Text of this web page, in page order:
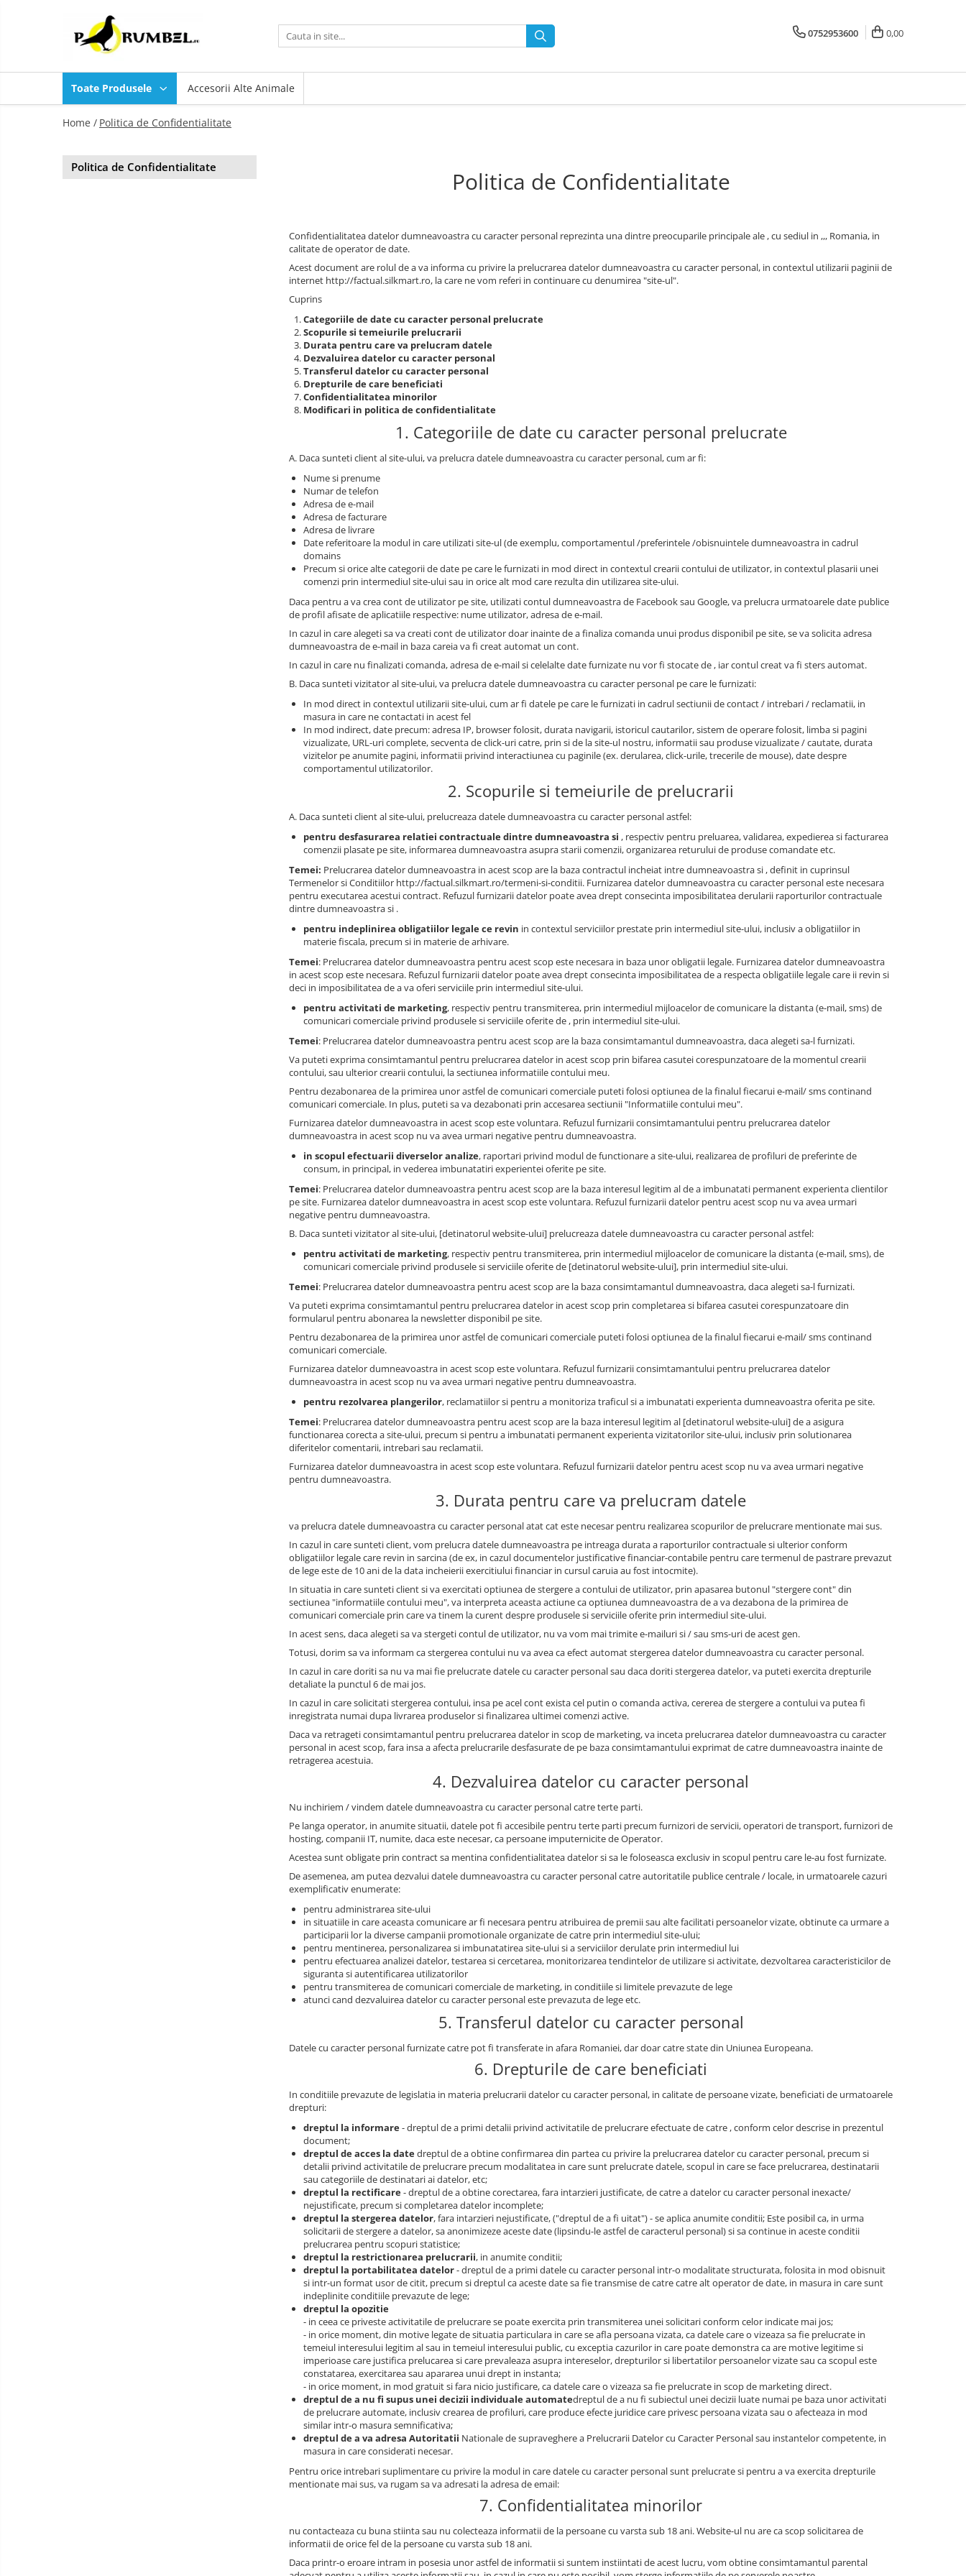
Toate Produsele
0752953600 0,00
Toate Produsele Accesorii Alte Animale
Home / Politica de Confidentialitate
Politica de Confidentialitate
Confidentialitatea datelor dumneavoastra cu caracter personal reprezinta una dintre preocuparile principale ale , cu sediul in ,,, Romania, in
calitate de operator de date.
Acest document are rolul de a va informa cu privire la prelucrarea datelor dumneavoastra cu caracter personal, in contextul utilizarii paginii de
internet http://factual.silkmart.ro, la care ne vom referi in continuare cu denumirea "site-ul".
Cuprins
Categoriile de date cu caracter personal prelucrate
Scopurile si temeiurile prelucrarii
Durata pentru care va prelucram datele
Dezvaluirea datelor cu caracter personal
Transferul datelor cu caracter personal
Drepturile de care beneficiati
Confidentialitatea minorilor
Modificari in politica de confidentialitate
1. Categoriile de date cu caracter personal prelucrate
A. Daca sunteti client al site-ului, va prelucra datele dumneavoastra cu caracter personal, cum ar fi:
Nume si prenume
Numar de telefon
Adresa de e-mail
Adresa de facturare
Adresa de livrare
Date referitoare la modul in care utilizati site-ul (de exemplu, comportamentul /preferintele /obisnuintele dumneavoastra in cadrul
domains
Precum si orice alte categorii de date pe care le furnizati in mod direct in contextul crearii contului de utilizator, in contextul plasarii unei
comenzi prin intermediul site-ului sau in orice alt mod care rezulta din utilizarea site-ului.
Daca pentru a va crea cont de utilizator pe site, utilizati contul dumneavoastra de Facebook sau Google, va prelucra urmatoarele date publice
de profil afisate de aplicatiile respective: nume utilizator, adresa de e-mail.
In cazul in care alegeti sa va creati cont de utilizator doar inainte de a finaliza comanda unui produs disponibil pe site, se va solicita adresa
dumneavoastra de e-mail in baza careia va fi creat automat un cont.
In cazul in care nu finalizati comanda, adresa de e-mail si celelalte date furnizate nu vor fi stocate de , iar contul creat va fi sters automat.
B. Daca sunteti vizitator al site-ului, va prelucra datele dumneavoastra cu caracter personal pe care le furnizati:
In mod direct in contextul utilizarii site-ului, cum ar fi datele pe care le furnizati in cadrul sectiunii de contact / intrebari / reclamatii, in
masura in care ne contactati in acest fel
In mod indirect, date precum: adresa IP, browser folosit, durata navigarii, istoricul cautarilor, sistem de operare folosit, limba si pagini
vizualizate, URL-uri complete, secventa de click-uri catre, prin si de la site-ul nostru, informatii sau produse vizualizate / cautate, durata
vizitelor pe anumite pagini, informatii privind interactiunea cu paginile (ex. derularea, click-urile, trecerile de mouse), date despre
comportamentul utilizatorilor.
2. Scopurile si temeiurile de prelucrarii
A. Daca sunteti client al site-ului, prelucreaza datele dumneavoastra cu caracter personal astfel:
pentru desfasurarea relatiei contractuale dintre dumneavoastra si , respectiv pentru preluarea, validarea, expedierea si facturarea
comenzii plasate pe site, informarea dumneavoastra asupra starii comenzii, organizarea returului de produse comandate etc.
Temei: Prelucrarea datelor dumneavoastra in acest scop are la baza contractul incheiat intre dumneavoastra si , definit in cuprinsul
Termenelor si Conditiilor http://factual.silkmart.ro/termeni-si-conditii. Furnizarea datelor dumneavoastra cu caracter personal este necesara
pentru executarea acestui contract. Refuzul furnizarii datelor poate avea drept consecinta imposibilitatea derularii raporturilor contractuale
dintre dumneavoastra si .
pentru indeplinirea obligatiilor legale ce revin in contextul serviciilor prestate prin intermediul site-ului, inclusiv a obligatiilor in
materie fiscala, precum si in materie de arhivare.
Temei: Prelucrarea datelor dumneavoastra pentru acest scop este necesara in baza unor obligatii legale. Furnizarea datelor dumneavoastra
in acest scop este necesara. Refuzul furnizarii datelor poate avea drept consecinta imposibilitatea de a respecta obligatiile legale care ii revin si
deci in imposibilitatea de a va oferi serviciile prin intermediul site-ului.
pentru activitati de marketing, respectiv pentru transmiterea, prin intermediul mijloacelor de comunicare la distanta (e-mail, sms) de
comunicari comerciale privind produsele si serviciile oferite de , prin intermediul site-ului.
Temei: Prelucrarea datelor dumneavoastra pentru acest scop are la baza consimtamantul dumneavoastra, daca alegeti sa-l furnizati.
Va puteti exprima consimtamantul pentru prelucrarea datelor in acest scop prin bifarea casutei corespunzatoare de la momentul crearii
contului, sau ulterior crearii contului, la sectiunea informatiile contului meu.
Pentru dezabonarea de la primirea unor astfel de comunicari comerciale puteti folosi optiunea de la finalul fiecarui e-mail/ sms continand
comunicari comerciale. In plus, puteti sa va dezabonati prin accesarea sectiunii "Informatiile contului meu".
Furnizarea datelor dumneavoastra in acest scop este voluntara. Refuzul furnizarii consimtamantului pentru prelucrarea datelor
dumneavoastra in acest scop nu va avea urmari negative pentru dumneavoastra.
in scopul efectuarii diverselor analize, raportari privind modul de functionare a site-ului, realizarea de profiluri de preferinte de
consum, in principal, in vederea imbunatatiri experientei oferite pe site.
Temei: Prelucrarea datelor dumneavoastra pentru acest scop are la baza interesul legitim al de a imbunatati permanent experienta clientilor
pe site. Furnizarea datelor dumneavoastra in acest scop este voluntara. Refuzul furnizarii datelor pentru acest scop nu va avea urmari
negative pentru dumneavoastra.
B. Daca sunteti vizitator al site-ului, [detinatorul website-ului] prelucreaza datele dumneavoastra cu caracter personal astfel:
pentru activitati de marketing, respectiv pentru transmiterea, prin intermediul mijloacelor de comunicare la distanta (e-mail, sms), de
comunicari comerciale privind produsele si serviciile oferite de [detinatorul website-ului], prin intermediul site-ului.
Temei: Prelucrarea datelor dumneavoastra pentru acest scop are la baza consimtamantul dumneavoastra, daca alegeti sa-l furnizati.
Va puteti exprima consimtamantul pentru prelucrarea datelor in acest scop prin completarea si bifarea casutei corespunzatoare din
formularul pentru abonarea la newsletter disponibil pe site.
Pentru dezabonarea de la primirea unor astfel de comunicari comerciale puteti folosi optiunea de la finalul fiecarui e-mail/ sms continand
comunicari comerciale.
Furnizarea datelor dumneavoastra in acest scop este voluntara. Refuzul furnizarii consimtamantului pentru prelucrarea datelor
dumneavoastra in acest scop nu va avea urmari negative pentru dumneavoastra.
pentru rezolvarea plangerilor, reclamatiilor si pentru a monitoriza traficul si a imbunatati experienta dumneavoastra oferita pe site.
Temei: Prelucrarea datelor dumneavoastra pentru acest scop are la baza interesul legitim al [detinatorul website-ului] de a asigura
functionarea corecta a site-ului, precum si pentru a imbunatati permanent experienta vizitatorilor site-ului, inclusiv prin solutionarea
diferitelor comentarii, intrebari sau reclamatii.
Furnizarea datelor dumneavoastra in acest scop este voluntara. Refuzul furnizarii datelor pentru acest scop nu va avea urmari negative
pentru dumneavoastra.
3. Durata pentru care va prelucram datele
va prelucra datele dumneavoastra cu caracter personal atat cat este necesar pentru realizarea scopurilor de prelucrare mentionate mai sus.
In cazul in care sunteti client, vom prelucra datele dumneavoastra pe intreaga durata a raporturilor contractuale si ulterior conform
obligatiilor legale care revin in sarcina (de ex, in cazul documentelor justificative financiar-contabile pentru care termenul de pastrare prevazut
de lege este de 10 ani de la data incheierii exercitiului financiar in cursul caruia au fost intocmite).
In situatia in care sunteti client si va exercitati optiunea de stergere a contului de utilizator, prin apasarea butonul "stergere cont" din
sectiunea "informatiile contului meu", va interpreta aceasta actiune ca optiunea dumneavoastra de a va dezabona de la primirea de
comunicari comerciale prin care va tinem la curent despre produsele si serviciile oferite prin intermediul site-ului.
In acest sens, daca alegeti sa va stergeti contul de utilizator, nu va vom mai trimite e-mailuri si / sau sms-uri de acest gen.
Totusi, dorim sa va informam ca stergerea contului nu va avea ca efect automat stergerea datelor dumneavoastra cu caracter personal.
In cazul in care doriti sa nu va mai fie prelucrate datele cu caracter personal sau daca doriti stergerea datelor, va puteti exercita drepturile
detaliate la punctul 6 de mai jos.
In cazul in care solicitati stergerea contului, insa pe acel cont exista cel putin o comanda activa, cererea de stergere a contului va putea fi
inregistrata numai dupa livrarea produselor si finalizarea ultimei comenzi active.
Daca va retrageti consimtamantul pentru prelucrarea datelor in scop de marketing, va inceta prelucrarea datelor dumneavoastra cu caracter
personal in acest scop, fara insa a afecta prelucrarile desfasurate de pe baza consimtamantului exprimat de catre dumneavoastra inainte de
retragerea acestuia.
4. Dezvaluirea datelor cu caracter personal
Nu inchiriem / vindem datele dumneavoastra cu caracter personal catre terte parti.
Pe langa operator, in anumite situatii, datele pot fi accesibile pentru terte parti precum furnizori de servicii, operatori de transport, furnizori de
hosting, companii IT, numite, daca este necesar, ca persoane imputernicite de Operator.
Acestea sunt obligate prin contract sa mentina confidentialitatea datelor si sa le foloseasca exclusiv in scopul pentru care le-au fost furnizate.
De asemenea, am putea dezvalui datele dumneavoastra cu caracter personal catre autoritatile publice centrale / locale, in urmatoarele cazuri
exemplificativ enumerate:
pentru administrarea site-ului
in situatiile in care aceasta comunicare ar fi necesara pentru atribuirea de premii sau alte facilitati persoanelor vizate, obtinute ca urmare a
participarii lor la diverse campanii promotionale organizate de catre prin intermediul site-ului;
pentru mentinerea, personalizarea si imbunatatirea site-ului si a serviciilor derulate prin intermediul lui
pentru efectuarea analizei datelor, testarea si cercetarea, monitorizarea tendintelor de utilizare si activitate, dezvoltarea caracteristicilor de
siguranta si autentificarea utilizatorilor
pentru transmiterea de comunicari comerciale de marketing, in conditiile si limitele prevazute de lege
atunci cand dezvaluirea datelor cu caracter personal este prevazuta de lege etc.
5. Transferul datelor cu caracter personal
Datele cu caracter personal furnizate catre pot fi transferate in afara Romaniei, dar doar catre state din Uniunea Europeana.
6. Drepturile de care beneficiati
In conditiile prevazute de legislatia in materia prelucrarii datelor cu caracter personal, in calitate de persoane vizate, beneficiati de urmatoarele
drepturi:
dreptul la informare- dreptul de a primi detalii privind activitatile de prelucrare efectuate de catre , conform celor descrise in prezentul
document;
dreptul de acces la datedreptul de a obtine confirmarea din partea cu privire la prelucrarea datelor cu caracter personal, precum si
detalii privind activitatile de prelucrare precum modalitatea in care sunt prelucrate datele, scopul in care se face prelucrarea, destinatarii
sau categoriile de destinatari ai datelor, etc;
dreptul la rectificare- dreptul de a obtine corectarea, fara intarzieri justificate, de catre a datelor cu caracter personal inexacte/
nejustificate, precum si completarea datelor incomplete;
dreptul la stergerea datelor, fara intarzieri nejustificate, ("dreptul de a fi uitat") - se aplica anumite conditii; Este posibil ca, in urma
solicitarii de stergere a datelor, sa anonimizeze aceste date (lipsindu-le astfel de caracterul personal) si sa continue in aceste conditii
prelucrarea pentru scopuri statistice;
dreptul la restrictionarea prelucrarii, in anumite conditii;
dreptul la portabilitatea datelor- dreptul de a primi datele cu caracter personal intr-o modalitate structurata, folosita in mod obisnuit
si intr-un format usor de citit, precum si dreptul ca aceste date sa fie transmise de catre catre alt operator de date, in masura in care sunt
indeplinite conditiile prevazute de lege;
dreptul la opozitie
- in ceea ce priveste activitatile de prelucrare se poate exercita prin transmiterea unei solicitari conform celor indicate mai jos;
- in orice moment, din motive legate de situatia particulara in care se afla persoana vizata, ca datele care o vizeaza sa fie prelucrate in
temeiul interesului legitim al sau in temeiul interesului public, cu exceptia cazurilor in care poate demonstra ca are motive legitime si
imperioase care justifica prelucarea si care prevaleaza asupra intereselor, drepturilor si libertatilor persoanelor vizate sau ca scopul este
constatarea, exercitarea sau apararea unui drept in instanta;
- in orice moment, in mod gratuit si fara nicio justificare, ca datele care o vizeaza sa fie prelucrate in scop de marketing direct.
dreptul de a nu fi supus unei decizii individuale automatedreptul de a nu fi subiectul unei decizii luate numai pe baza unor activitati
de prelucrare automate, inclusiv crearea de profiluri, care produce efecte juridice care privesc persoana vizata sau o afecteaza in mod
similar intr-o masura semnificativa;
dreptul de a va adresa Autoritatii Nationale de supraveghere a Prelucrarii Datelor cu Caracter Personal sau instantelor competente, in
masura in care considerati necesar.
Pentru orice intrebari suplimentare cu privire la modul in care datele cu caracter personal sunt prelucrate si pentru a va exercita drepturile
mentionate mai sus, va rugam sa va adresati la adresa de email:
7. Confidentialitatea minorilor
nu contacteaza cu buna stiinta sau nu colecteaza informatii de la persoane cu varsta sub 18 ani. Website-ul nu are ca scop solicitarea de
informatii de orice fel de la persoane cu varsta sub 18 ani.
Daca printr-o eroare intram in posesia unor astfel de informatii si suntem instiintati de acest lucru, vom obtine consimtamantul parental
Politica de Confidentialitate